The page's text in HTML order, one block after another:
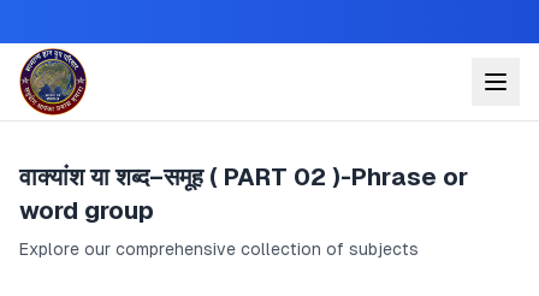
वाक्यांश या शब्द–समूह ( PART 02 )-Phrase or
word group
Explore our comprehensive collection of subjects